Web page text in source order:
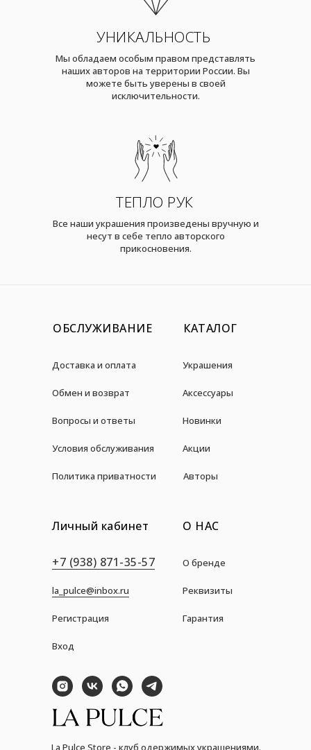
УНИКАЛЬНОСТЬ
Мы обладаем особым правом представлять
наших авторов на территории России. Вы
можете быть уверены в своей
исключительности.
ТЕПЛО РУК
Все наши украшения произведены вручную и
несут в себе тепло авторского
прикосновения.
ОБСЛУЖИВАНИЕ
Доставка и оплата
Обмен и возврат
Вопросы и ответы
КАТАЛОГ
Украшения
Аксессуары
Новинки
Акции
Условия обслуживания
Политика приватности
О НАС
О бренде
Авторы
Личный кабинет
Вход
+7 (938) 871-35-57
la_pulce@inbox.ru
La Pulce Store - клуб одержимых украшениями.
Реквизиты
Гарантия
Регистрация